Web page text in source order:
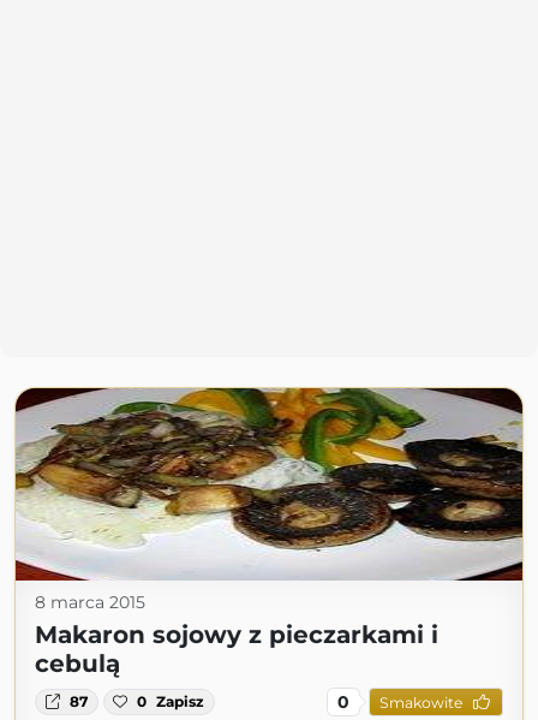
8 marca 2015
Makaron sojowy z pieczarkami i
cebulą
87 0 Zapisz 0 Smakowite